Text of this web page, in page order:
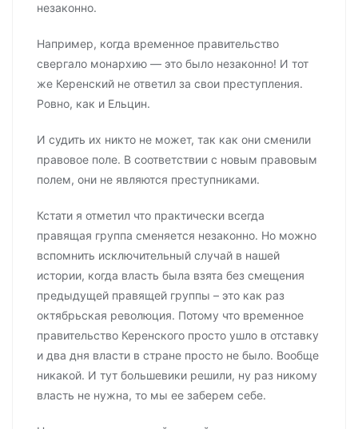
незаконно.
Например, когда временное правительство
свергало монархию — это было незаконно! И тот
же Керенский не ответил за свои преступления.
Ровно, как и Ельцин.
И судить их никто не может, так как они сменили
правовое поле. В соответствии с новым правовым
полем, они не являются преступниками.
Кстати я отметил что практически всегда
правящая группа сменяется незаконно. Но можно
вспомнить исключительный случай в нашей
истории, когда власть была взята без смещения
предыдущей правящей группы – это как раз
октябрьская революция. Потому что временное
правительство Керенского просто ушло в отставку
и два дня власти в стране просто не было. Вообще
никакой. И тут большевики решили, ну раз никому
власть не нужна, то мы ее заберем себе.